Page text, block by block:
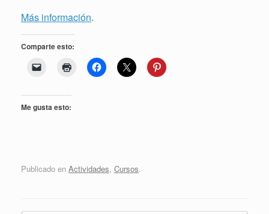
Más información.
Comparte esto:
Me gusta esto:
Publicado en Actividades, Cursos.